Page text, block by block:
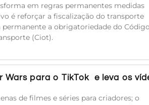
em regras permanentes medidas
é reforçar a fiscalização do transporte
a obrigatoriedade do Código
(Ciot).
Wars para o TikTok e leva os
de filmes e séries para criadores; o